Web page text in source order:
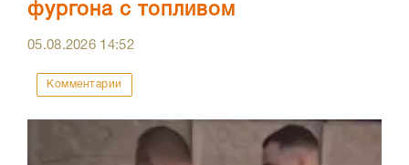
фургона с топливом
05.08.2026 14:52
Комментарии